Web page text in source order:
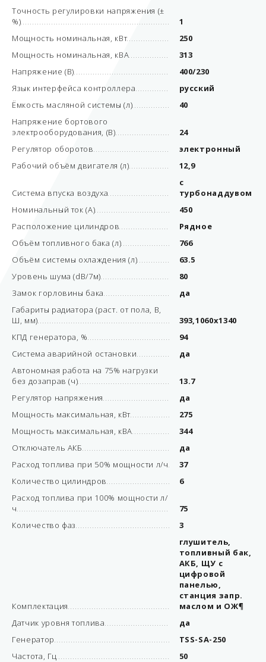
Точность регулировки напряжения (±
%)
1
Мощность номинальная, кВт
250
Мощность номинальная, кВА
313
Напряжение (В)
400/230
Язык интерфейса контроллера
русский
Ёмкость масляной системы (л)
40
Напряжение бортового
электрооборудования, (В)
24
Регулятор оборотов
электронный
Рабочий объём двигателя (л)
12,9
Система впуска воздуха
с
турбонаддувом
Номинальный ток (А)
450
Расположение цилиндров
Рядное
Объём топливного бака (л)
766
Объём системы охлаждения (л)
63.5
Уровень шума (dB/7м)
80
Замок горловины бака
да
Габариты радиатора (раст. от пола, В,
Ш, мм)
393,1060х1340
КПД генератора, %
94
Система аварийной остановки
да
Автономная работа на 75% нагрузки
без дозаправ (ч)
13.7
Регулятор напряжения
да
Мощность максимальная, кВт
275
Мощность максимальная, кВА
344
Отключатель АКБ
да
Расход топлива при 50% мощности л/ч
37
Количество цилиндров
6
Расход топлива при 100% мощности л/
ч
75
Количество фаз
3
Комплектация
глушитель,
топливный бак,
АКБ, ЩУ с
цифровой
панелью,
станция запр.
маслом и ОЖ¶
Датчик уровня топлива
да
Генератор
TSS-SA-250
Частота, Гц
50